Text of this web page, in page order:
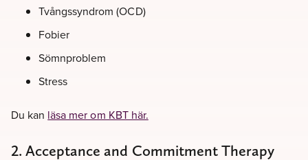
Tvångssyndrom (OCD)
Fobier
Sömnproblem
Stress
Du kan läsa mer om KBT här.
2. Acceptance and Commitment Therapy